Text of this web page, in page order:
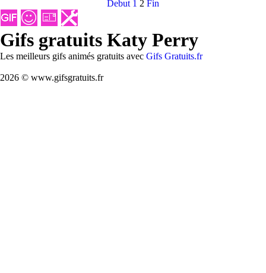
Debut 1 2 Fin
Gifs gratuits Katy Perry
Les meilleurs gifs animés gratuits avec Gifs Gratuits.fr
2026 © www.gifsgratuits.fr